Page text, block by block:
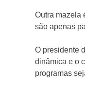
Outra mazela
são apenas
O presidente
dinâmica e o
programas